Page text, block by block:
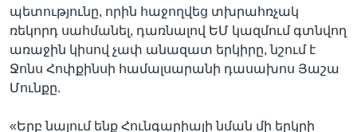
պետությունը, որին հաջողվեց տխրահռչակ
ռեկորդ սահմանել, դառնալով ԵՄ կազմում գտնվող
առաջին կիսով չափ անազատ երկիրը, նշում է
Ջոնս Հոփքինսի համալսարանի դասախոս Յաշա
Մունքը.
«Երբ նայում ենք Հունգարիայի նման մի երկրի